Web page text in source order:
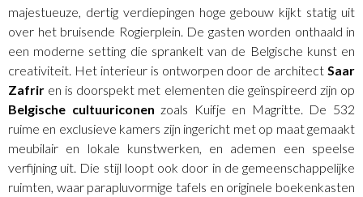
majestueuze, dertig verdiepingen hoge gebouw kijkt statig uit
over het bruisende Rogierplein. De gasten worden onthaald in
een moderne setting die sprankelt van de Belgische kunst en
creativiteit. Het interieur is ontworpen door de architect Saar
Zafrir en is doorspekt met elementen die geïnspireerd zijn op
Belgische cultuuriconen zoals Kuifje en Magritte. De 532
ruime en exclusieve kamers zijn ingericht met op maat gemaakt
meubilair en lokale kunstwerken, en ademen een speelse
verfijning uit. Die stijl loopt ook door in de gemeenschappelijke
ruimten, waar parapluvormige tafels en originele boekenkasten